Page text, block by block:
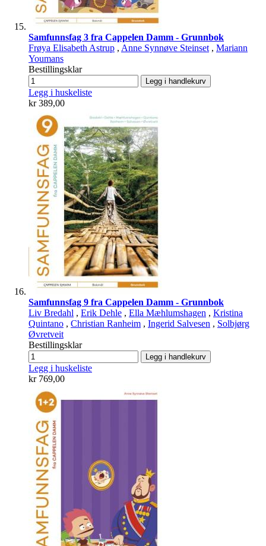
Samfunnsfag 3 fra Cappelen Damm - Grunnbok
Frøya Elisabeth Astrup , Anne Synnøve Steinset , Mariann
Youmans
Bestillingsklar
Legg i handlekurv
Legg i huskeliste
kr 389,00
Samfunnsfag 9 fra Cappelen Damm - Grunnbok
Liv Bredahl , Erik Dehle , Ella Mæhlumshagen , Kristina
Quintano , Christian Ranheim , Ingerid Salvesen , Solbjørg
Øvretveit
Bestillingsklar
Legg i handlekurv
Legg i huskeliste
kr 769,00